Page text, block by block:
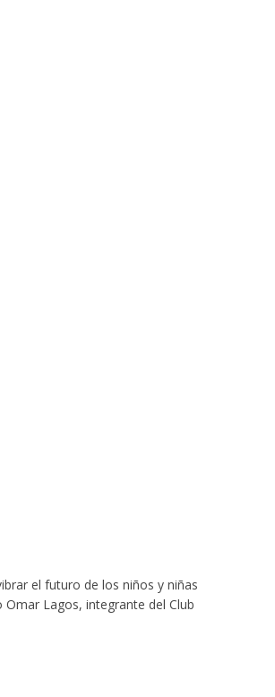
el futuro de los niños y niñas
Lagos, integrante del Club